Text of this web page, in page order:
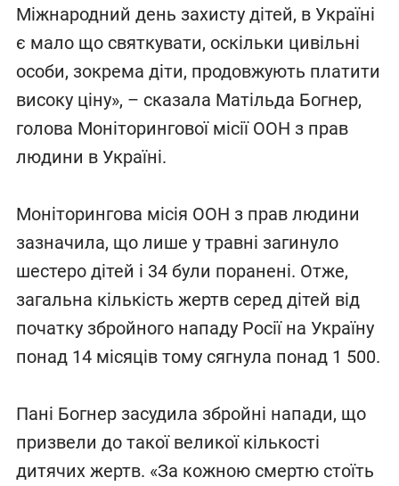
Міжнародний день захисту дітей, в Україні
є мало що святкувати, оскільки цивільні
особи, зокрема діти, продовжують платити
високу ціну», – сказала Матільда Богнер,
голова Моніторингової місії ООН з прав
людини в Україні.
Моніторингова місія ООН з прав людини
зазначила, що лише у травні загинуло
шестеро дітей і 34 були поранені. Отже,
загальна кількість жертв серед дітей від
початку збройного нападу Росії на Україну
понад 14 місяців тому сягнула понад 1 500.
Пані Богнер засудила збройні напади, що
призвели до такої великої кількості
дитячих жертв. «За кожною смертю стоїть